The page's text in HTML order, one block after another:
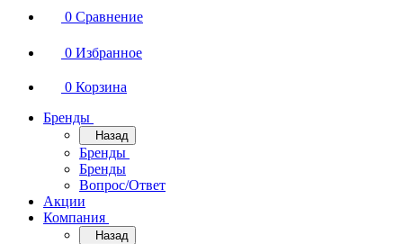
0 Сравнение
0 Избранное
0 Корзина
Бренды
Назад
Бренды
Бренды
Вопрос/Ответ
Акции
Компания
Назад